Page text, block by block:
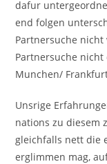
dafur
end folgen
Partnersuche
Partnersuche
Munchen/
Unsrige
nations zu diesem
gleichfalls nett die
erglimmen mag,